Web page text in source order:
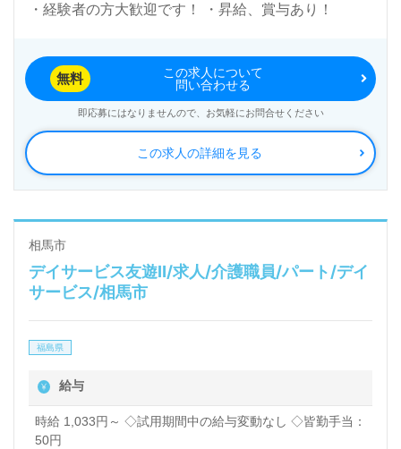
・経験者の方大歓迎です！ ・昇給、賞与あり！
この求人の詳細を見る
無料
この求人について
問い合わせる
即応募にはなりませんので、お気軽にお問合せください
相馬市
デイサービス友遊Ⅱ/求人/介護職員/パート/デイ
サービス/相馬市
福島県
給与
時給 1,033円～ ◇試用期間中の給与変動なし ◇皆勤手当：
50円